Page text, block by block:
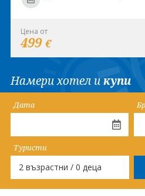
Цена от
499 €
Намери хотел икупи
Дата
Туристи
2 възрастни / 0 деца